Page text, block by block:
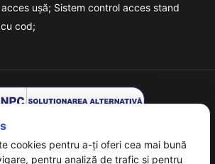
ușă; Sistem control acces stand
cod;
cookies pentru a-ți oferi cea mai bună
pentru analiză de trafic și pentru